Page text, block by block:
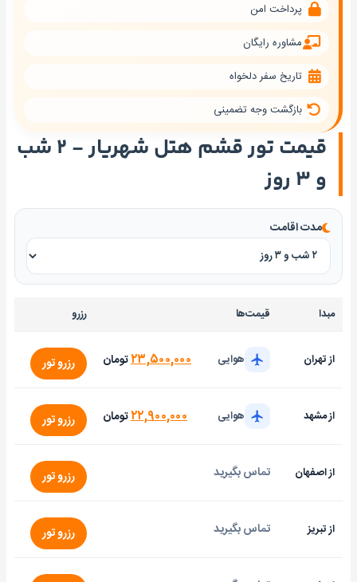
قیمت تور قشم هتل شهریار - ۲ شب
و ۳ روز
مدت اقامت
مبدا قیمت‌ها رزرو
از تهران هوایی ۲۳,۵۰۰,۰۰۰تومان رزرو تور
از مشهد هوایی ۲۲,۹۰۰,۰۰۰تومان رزرو تور
از اصفهان تماس بگیرید رزرو تور
از تبریز تماس بگیرید رزرو تور
پرداخت امن
مشاوره رایگان
تاریخ سفر دلخواه
بازگشت وجه تضمینی